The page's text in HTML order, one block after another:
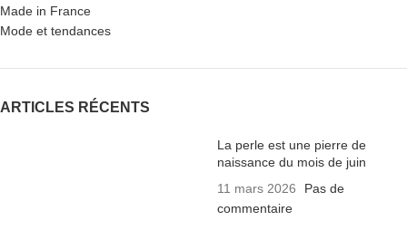
Made in France
Mode et tendances
ARTICLES RÉCENTS
La perle est une pierre de
naissance du mois de juin
11 mars 2026
Pas de
commentaire